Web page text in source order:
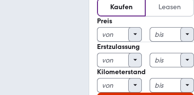
Kaufen
Leasen
Preis
Erstzulassung
Kilometerstand